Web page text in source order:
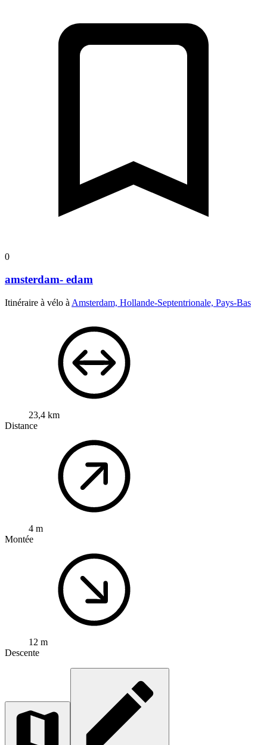
0
amsterdam- edam
Itinéraire à vélo à Amsterdam, Hollande-Septentrionale, Pays-Bas
23,4 km
Distance
4 m
Montée
12 m
Descente